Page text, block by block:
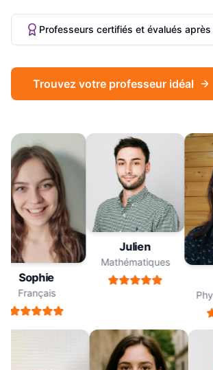
Sophie
Français
Julien
Mathématiques
Professeurs certifiés et évalués
Trouvez votre professeur idéal